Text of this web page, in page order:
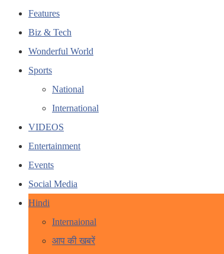
Features
Biz & Tech
Wonderful World
Sports
National
International
VIDEOS
Entertainment
Events
Social Media
Hindi
Internaional
आप की खबरें